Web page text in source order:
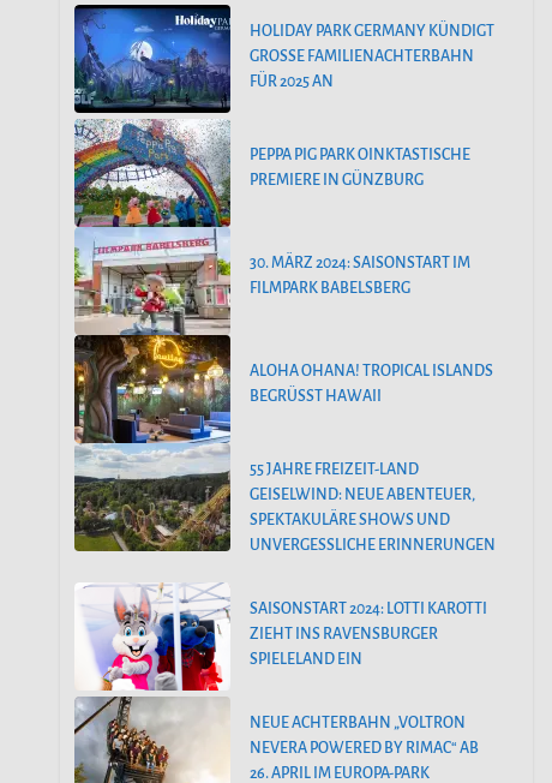
HOLIDAY PARK GERMANY KÜNDIGT
GROSSE FAMILIENACHTERBAHN F
ÜR 2025 AN
PEPPA PIG PARK OINKTASTISCHE
PREMIERE IN GÜNZBURG
30. MÄRZ 2024: SAISONSTART IM
FILMPARK BABELSBERG
ALOHA OHANA! TROPICAL ISLANDS
BEGRÜSST HAWAII
55 JAHRE FREIZEIT-LAND
GEISELWIND: NEUE ABENTEUER,
SPEKTAKULÄRE SHOWS UND
UNVERGESSLICHE ERINNERUNGEN
SAISONSTART 2024: LOTTI KAROTTI
ZIEHT INS RAVENSBURGER
SPIELELAND EIN
NEUE ACHTERBAHN „VOLTRON
NEVERA POWERED BY RIMAC“ AB
26. APRIL IM EUROPA-PARK